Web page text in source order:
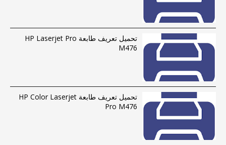
تحميل تعريف طابعة HP Laserjet Pro
M476
تحميل تعريف طابعة HP Color Laserjet
Pro M476